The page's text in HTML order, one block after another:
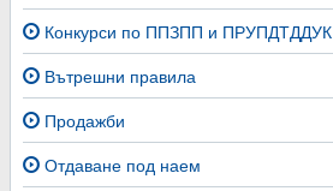
Конкурси по ППЗПП и ПРУПДТДДУК
Вътрешни правила
Продажби
Отдаване под наем